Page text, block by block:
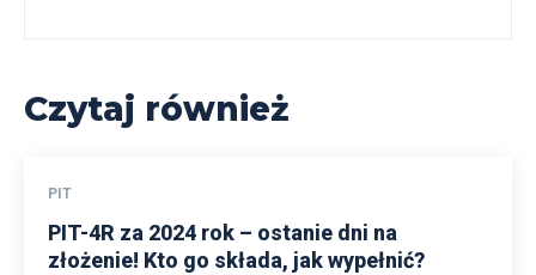
Czytaj również
PIT
PIT-4R za 2024 rok – ostanie dni na
złożenie! Kto go składa, jak wypełnić?